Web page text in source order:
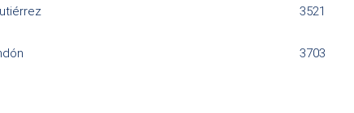
3521
3703